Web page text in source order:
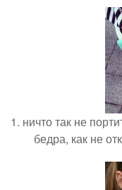
1. ничто так не
бедра, как не